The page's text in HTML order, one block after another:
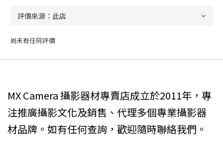
尚未有任何評價
MX Camera 攝影器材專賣店成立於2011年，專
注推廣攝影文化及銷售、代理多個專業攝影器
材品牌。如有任何查詢，歡迎隨時聯絡我們。